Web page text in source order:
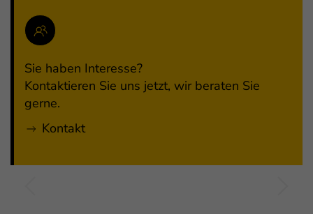
Sie haben Interesse?
Kontaktieren Sie uns jetzt, wir beraten Sie
gerne.
Kontakt